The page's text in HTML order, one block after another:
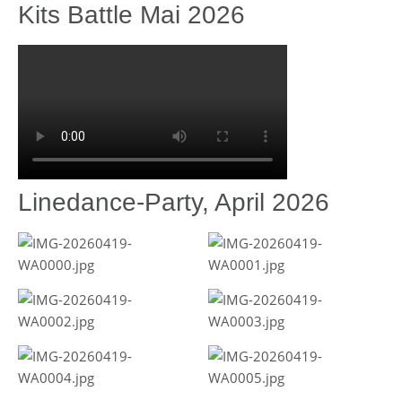
Kits Battle Mai 2026
Linedance-Party, April 2026